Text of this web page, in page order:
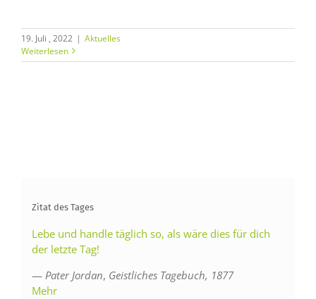
19. Juli , 2022 | Aktuelles
Weiterlesen
Zitat des Tages
Lebe und handle täglich so, als wäre dies für dich
der letzte Tag!
— Pater Jordan, Geistliches Tagebuch, 1877
Mehr